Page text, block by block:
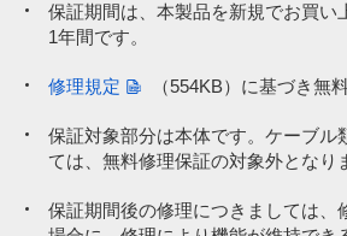
保証期間は、本製品を新規でお買い
1年間です。
修理規定 （554KB） に基づき無
保証対象部分は本体です。ケーブル
ては、無料修理保証の対象外となり
保証期間後の修理につきましては、